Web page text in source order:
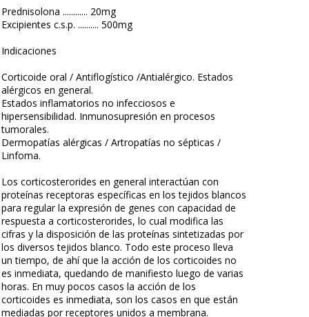
Prednisolona ............ 20mg
Excipientes c.s.p. .......... 500mg
Indicaciones
Corticoide oral / Antiflogístico /Antialérgico. Estados
alérgicos en general.
Estados inflamatorios no infecciosos e
hipersensibilidad. Inmunosupresión en procesos
tumorales.
Dermopatías alérgicas / Artropatías no sépticas /
Linfoma.
Los corticosterorides en general interactúan con
proteínas receptoras específicas en los tejidos blancos
para regular la expresión de genes con capacidad de
respuesta a corticosterorides, lo cual modifica las
cifras y la disposición de las proteínas sintetizadas por
los diversos tejidos blanco. Todo este proceso lleva
un tiempo, de ahí que la acción de los corticoides no
es inmediata, quedando de manifiesto luego de varias
horas. En muy pocos casos la acción de los
corticoides es inmediata, son los casos en que están
mediadas por receptores unidos a membrana.